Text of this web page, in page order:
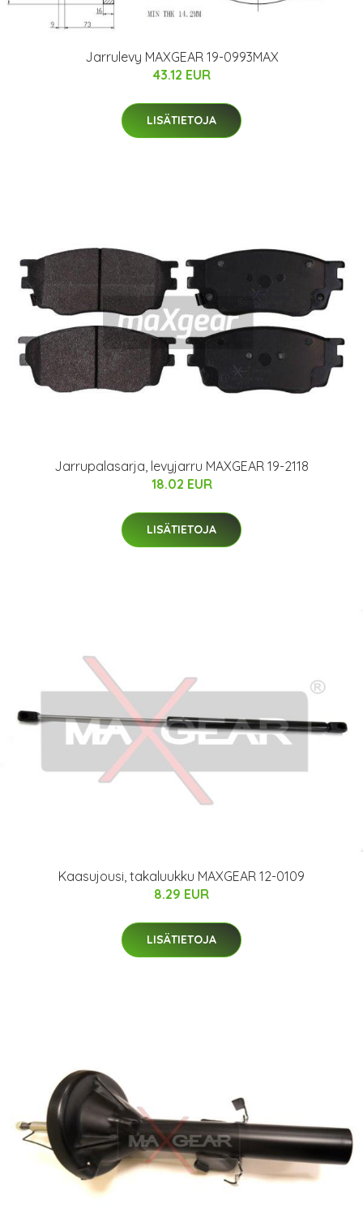
Jarrulevy MAXGEAR 19-0993MAX
43.12 EUR
LISÄTIETOJA
Jarrupalasarja, levyjarru MAXGEAR 19-2118
18.02 EUR
LISÄTIETOJA
Kaasujousi, takaluukku MAXGEAR 12-0109
8.29 EUR
LISÄTIETOJA